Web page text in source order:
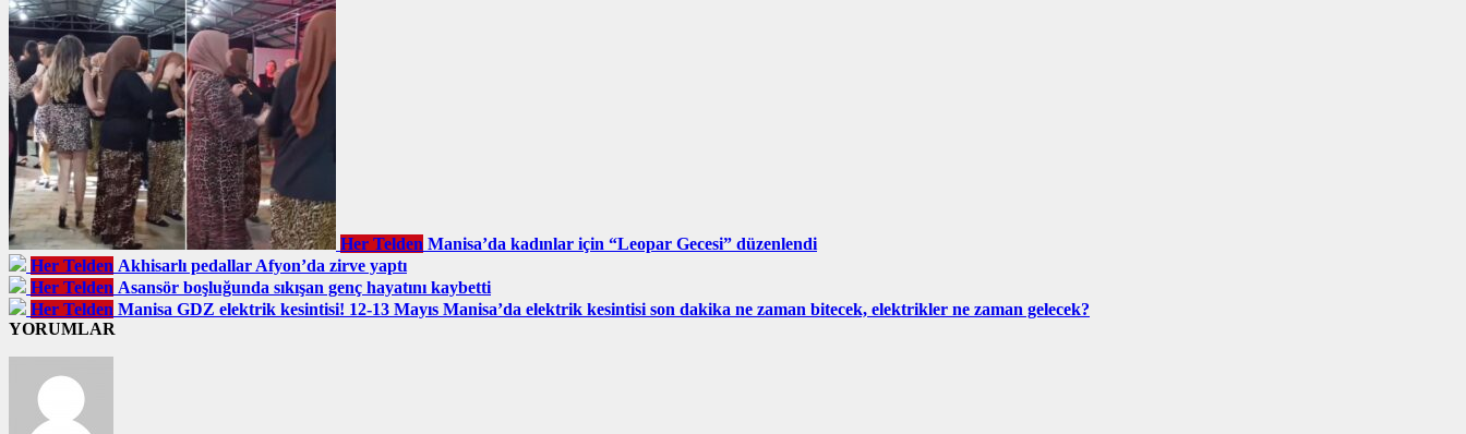
Her Telden Manisa’da kadınlar için “Leopar Gecesi” düzenlendi
Her Telden Akhisarlı pedallar Afyon’da zirve yaptı
Her Telden Asansör boşluğunda sıkışan genç hayatını kaybetti
Her Telden Manisa GDZ elektrik kesintisi! 12-13 Mayıs Manisa’da elektrik kesintisi son dakika ne zaman bitecek, elektrikler ne zaman gelecek?
YORUMLAR